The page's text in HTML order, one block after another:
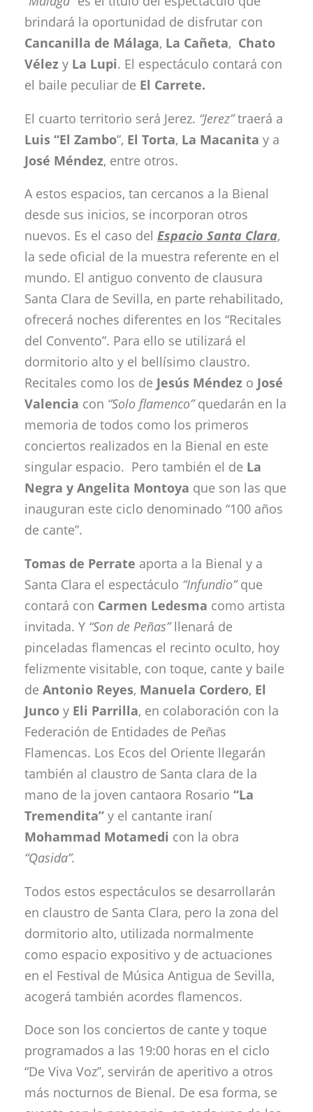
brindará la oportunidad de disfrutar con
Cancanilla de Málaga, La Cañeta, Chato
Vélez y La Lupi. El espectáculo contará con
el baile peculiar de El Carrete.
El cuarto territorio será Jerez. “Jerez”traerá a
Luis “El Zambo”, El Torta, La Macanita y a
José Méndez, entre otros.
A estos espacios, tan cercanos a la Bienal
desde sus inicios, se incorporan otros
nuevos. Es el caso del Espacio Santa Clara,
la sede oficial de la muestra referente en el
mundo. El antiguo convento de clausura
Santa Clara de Sevilla, en parte rehabilitado,
ofrecerá noches diferentes en los “Recitales
del Convento”. Para ello se utilizará el
dormitorio alto y el bellísimo claustro.
Recitales como los de Jesús Méndez o José
Valencia con “Solo flamenco”quedarán en la
memoria de todos como los primeros
conciertos realizados en la Bienal en este
singular espacio. Pero también el de La
Negra y Angelita Montoya que son las que
inauguran este ciclo denominado “100 años
de cante”.
Tomas de Perrate aporta a la Bienal y a
Santa Clara el espectáculo “Infundio”que
contará con Carmen Ledesma como artista
invitada. Y “Son de Peñas”llenará de
pinceladas flamencas el recinto oculto, hoy
felizmente visitable, con toque, cante y baile
de Antonio Reyes, Manuela Cordero, El
Junco y Eli Parrilla, en colaboración con la
Federación de Entidades de Peñas
Flamencas. Los Ecos del Oriente llegarán
también al claustro de Santa clara de la
mano de la joven cantaora Rosario “La
Tremendita” y el cantante iraní
Mohammad Motamedi con la obra
“Qasida”.
Todos estos espectáculos se desarrollarán
en claustro de Santa Clara, pero la zona del
dormitorio alto, utilizada normalmente
como espacio expositivo y de actuaciones
en el Festival de Música Antigua de Sevilla,
acogerá también acordes flamencos.
Doce son los conciertos de cante y toque
programados a las 19:00 horas en el ciclo
“De Viva Voz”, servirán de aperitivo a otros
más nocturnos de Bienal. De esa forma, se